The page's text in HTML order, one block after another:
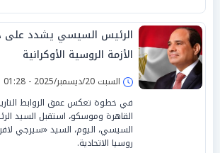
الرئيس السيسي يشدد على
الأزمة الروسية الأوكرانية
السبت 20/ديسمبر/2025 - 01:28 م
في خطوة تعكس عمق الروابط
القاهرة وموسكو، استقبل السيد
السيسي، اليوم، السيد «سيرجي
روسيا الاتحادية.